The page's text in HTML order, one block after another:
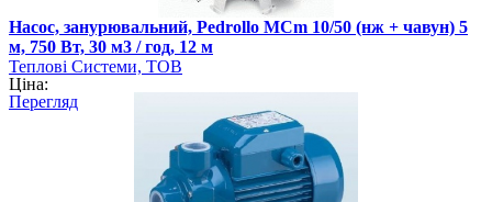
Насос, занурювальний, Pedrollo MCm 10/50 (нж + чавун) 5
м, 750 Вт, 30 м3 / год, 12 м
Теплові Системи, ТОВ
Ціна:
Перегляд